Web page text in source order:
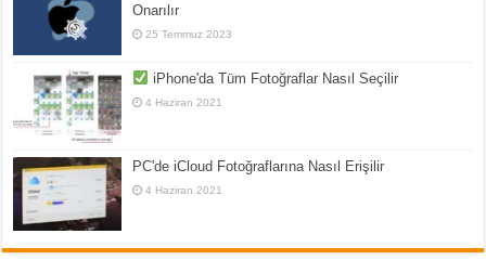
Onarılır
25 Temmuz 2023
iPhone'da Tüm Fotoğraflar Nasıl Seçilir
4 Haziran 2021
PC'de iCloud Fotoğraflarına Nasıl Erişilir
4 Haziran 2021